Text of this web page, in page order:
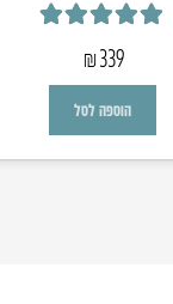
₪339
הוספה לסל